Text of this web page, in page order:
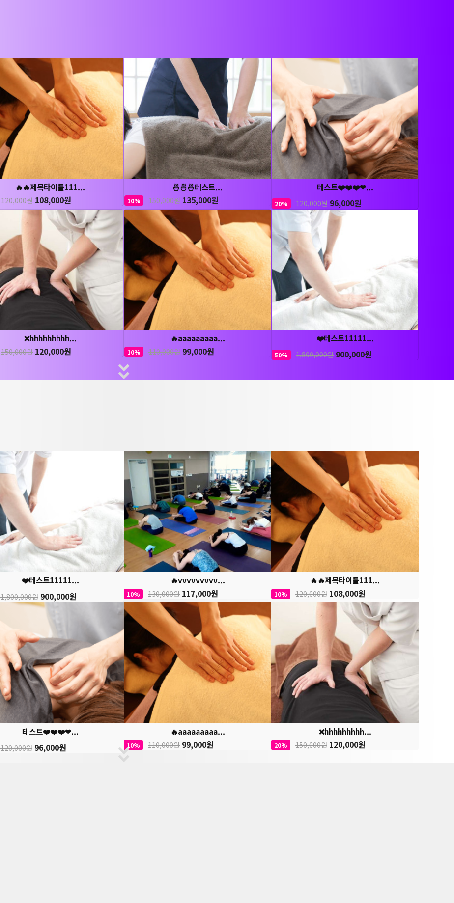
🔥🔥제목타이틀111...
120,000원 108,000원
🍜🍜🍜테스트...
10% 150,000원 135,000원
테스트❤️❤️❤️❤...
20% 120,000원 96,000원
❌hhhhhhhhh...
150,000원 120,000원
🔥aaaaaaaaa...
10% 110,000원 99,000원
❤️테스트11111...
50% 1,800,000원 900,000원
❤️테스트11111...
1,800,000원 900,000원
🔥vvvvvvvvv...
10% 130,000원 117,000원
🔥🔥제목타이틀111...
10% 120,000원 108,000원
테스트❤️❤️❤️❤...
120,000원 96,000원
🔥aaaaaaaaa...
10% 110,000원 99,000원
❌hhhhhhhhh...
20% 150,000원 120,000원